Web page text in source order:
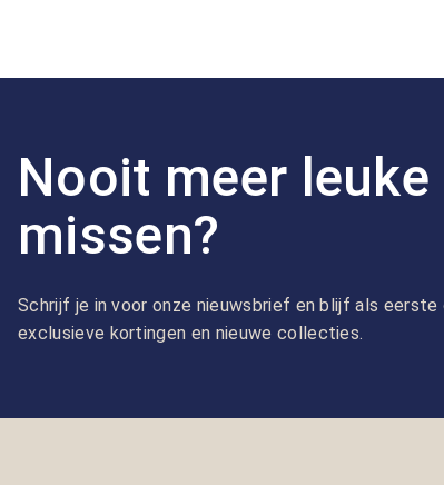
Nooit meer
missen?
Schrijf je in voor onze nieuwsbrief en blijf als
exclusieve kortingen en nieuwe collecties.